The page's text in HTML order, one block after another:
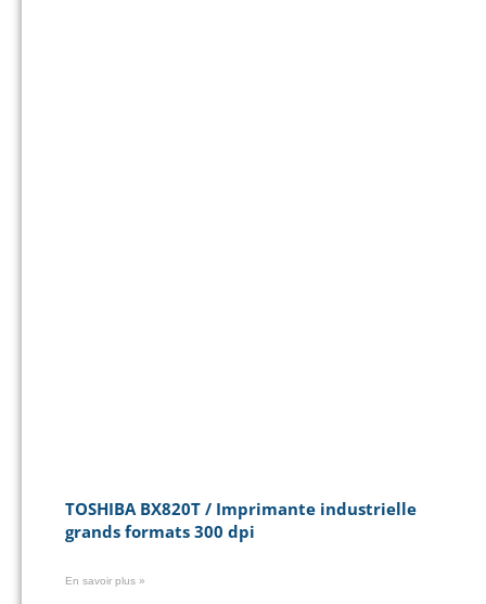
TOSHIBA BX820T / Imprimante industrielle
grands formats 300 dpi
En savoir plus »